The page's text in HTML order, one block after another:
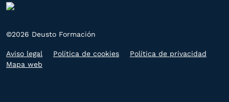
©2026 Deusto Formación
Aviso legal Política de cookies
Política de privacidad
Mapa web